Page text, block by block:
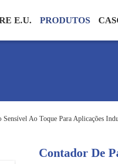
E.U. PRODUTOS
Ao Toque Para Aplicações
Contador De